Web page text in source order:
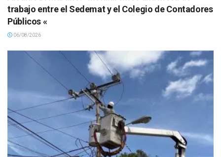
trabajo entre el Sedemat y el Colegio de Contadores
Públicos «
06/08/2026